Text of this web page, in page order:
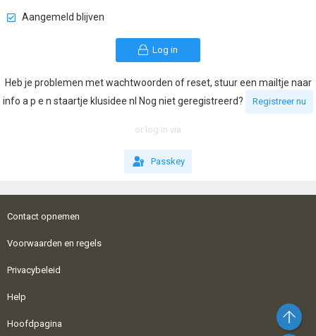
Aangemeld blijven
Log in
Heb je problemen met wachtwoorden of reset, stuur een mailtje naar
info a p e n staartje klusidee nl Nog niet geregistreerd?
Registreer nu
or log in via
Passkey
Contact opnemen
Voorwaarden en regels
Privacybeleid
Help
Hoofdpagina